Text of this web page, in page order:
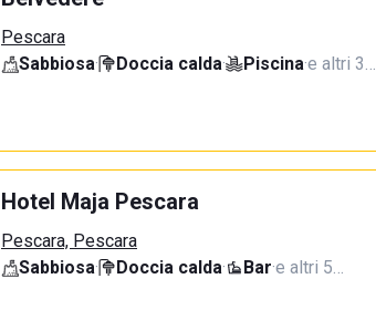
Pescara
Sabbiosa· Doccia calda· Piscina·e altri 3…
Hotel Maja Pescara
Pescara, Pescara
Sabbiosa· Doccia calda· Bar·e altri 5…